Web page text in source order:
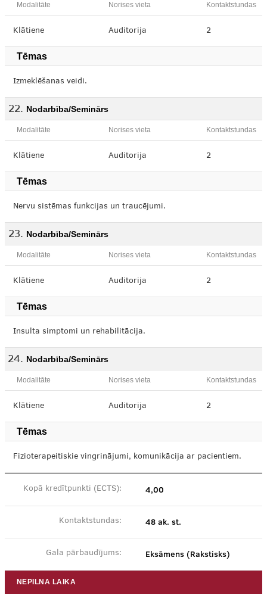
Modalitāte Norises vieta Kontaktstundas
Klātiene Auditorija 2
Tēmas
Izmeklēšanas veidi.
Nodarbība/Seminārs
Modalitāte Norises vieta Kontaktstundas
Klātiene Auditorija 2
Tēmas
Nervu sistēmas funkcijas un traucējumi.
Nodarbība/Seminārs
Modalitāte Norises vieta Kontaktstundas
Klātiene Auditorija 2
Tēmas
Insulta simptomi un rehabilitācija.
Nodarbība/Seminārs
Modalitāte Norises vieta Kontaktstundas
Klātiene Auditorija 2
Tēmas
Fizioterapeitiskie vingrinājumi, komunikācija ar pacientiem.
Kopā kredītpunkti (ECTS): 4,00
Kontaktstundas: 48 ak. st.
Gala pārbaudījums: Eksāmens (Rakstisks)
NEPILNA LAIKA